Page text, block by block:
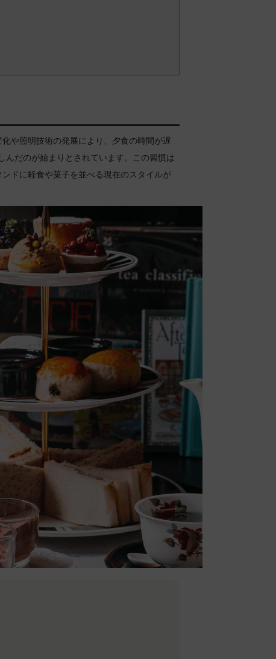
や照明技術の発展により、夕食の時間が遅
んだのが始まりとされています。この習慣は
ドに軽食や菓子を並べる現在のスタイルが